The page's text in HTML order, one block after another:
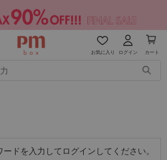
お気に入り ログイン カート
ドを入力してログインしてください。